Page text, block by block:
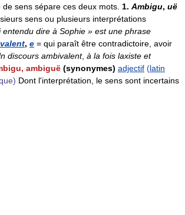
de sens sépare ces deux mots. 1. Ambigu, uë
sens ou plusieurs interprétations
entendu dire à Sophie » est une phrase
, e = qui paraît être contradictoire, avoir
discours ambivalent, à la fois laxiste et
ambiguë (synonymes) adjectif (latin
Dont l'interprétation, le sens sont incertains